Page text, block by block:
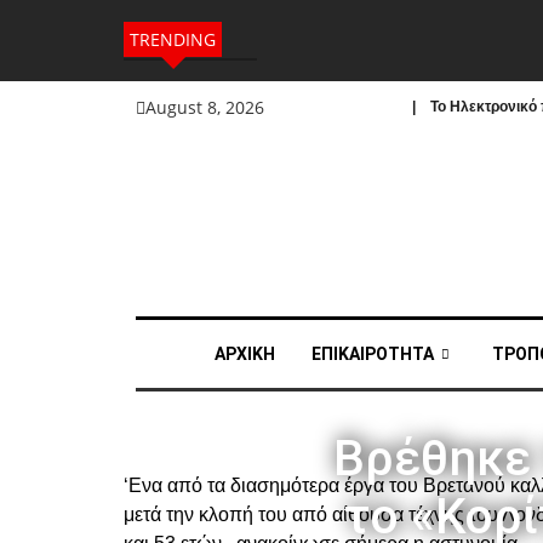
TRENDING
August 8, 2026 | To Ηλεκτρονικό
ΑΡΧΙΚΗ ΕΠΙΚΑΙΡΟΤΗΤΑ
Βρέθηκε
το
‘Ενα από τα διασημότερα έργα του Βρετανού
μετά την κλοπή του από αίθουσα τέχνης του